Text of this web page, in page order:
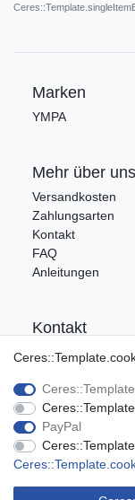
Marken
YMPA
Mehr über uns
Versandkosten
Zahlungsarten
Kontakt
FAQ
Anleitungen
Kontakt
Tel.: 09176/
Rechtliches
Datenschutz
Widerrufsrecht
AGB
PayPal